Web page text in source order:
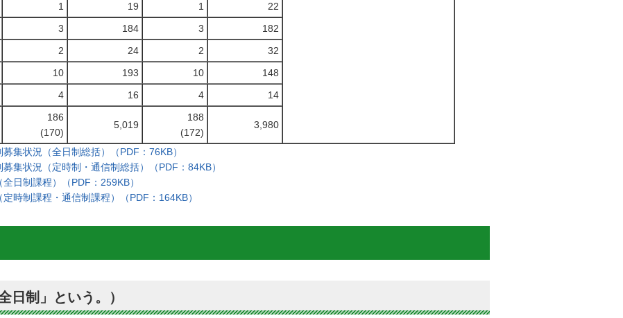
1 19 1
22
3 184 3
182
2 24 2
32
10 193 10
148
4 16 4 14
186
(170)
5,019
188
(172)
3,980
集状況（全日制総括）（PDF：76KB）
集状況（定時制・通信制総括）（PDF：84KB）
日制課程）（PDF：259KB）
時制課程・通信制課程）（PDF：164KB）
日制」という。）